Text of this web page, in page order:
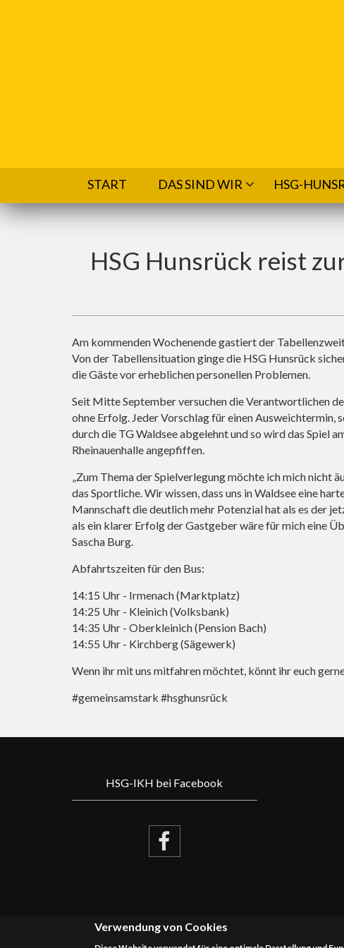
START DAS SIND WIR HSG-
HSG Hunsrück reist
Am kommenden Wochenende gastiert der
Von der Tabellensituation ginge die HSG Hunsrück
die Gäste vor erheblichen personellen Problemen.
Seit Mitte September versuchen die Verantwortlichen
ohne Erfolg. Jeder Vorschlag für einen Ausweichtermin,
durch die TG Waldsee abgelehnt und so wird das Spiel
Rheinauenhalle angepfiffen.
„Zum Thema der Spielverlegung möchte ich mich nicht
das Sportliche. Wir wissen, dass uns in Waldsee eine
Mannschaft die deutlich mehr Potenzial hat als es der
als ein klarer Erfolg der Gastgeber wäre für mich eine
Sascha Burg.
Abfahrtszeiten für den Bus:
14:15 Uhr - Irmenach (Marktplatz)
14:25 Uhr - Kleinich (Volksbank)
14:35 Uhr - Oberkleinich (Pension Bach)
14:55 Uhr - Kirchberg (Sägewerk)
Wenn ihr mit uns mitfahren möchtet, könnt ihr euch
#gemeinsamstark #hsghunsrück
HSG-IKH bei Facebook
Verwendung von Cookies